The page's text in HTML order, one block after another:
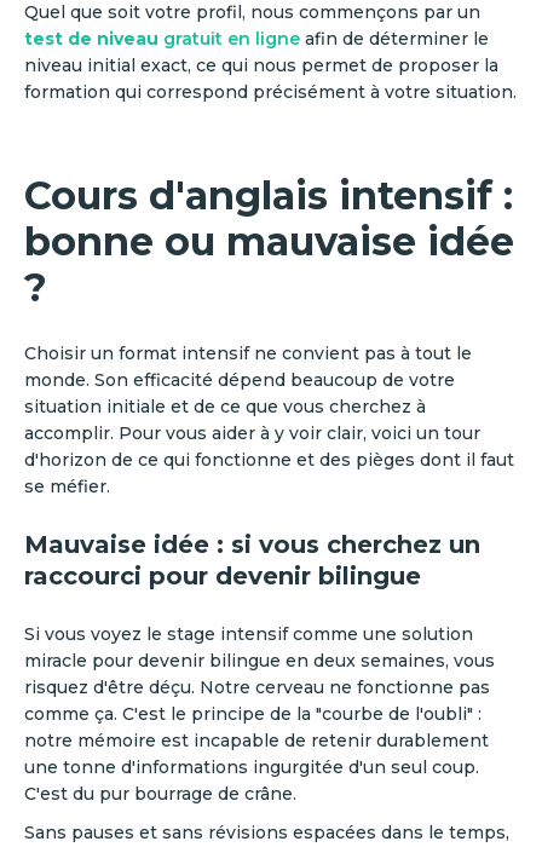
Quel que soit votre profil, nous commençons par un
test de niveau gratuit en ligne afin de déterminer le
niveau initial exact, ce qui nous permet de proposer la
formation qui correspond précisément à votre situation.
Cours d'anglais intensif :
bonne ou mauvaise idée
?
Choisir un format intensif ne convient pas à tout le
monde. Son efficacité dépend beaucoup de votre
situation initiale et de ce que vous cherchez à
accomplir. Pour vous aider à y voir clair, voici un tour
d'horizon de ce qui fonctionne et des pièges dont il faut
se méfier.
Mauvaise idée : si vous cherchez un
raccourci pour devenir bilingue
Si vous voyez le stage intensif comme une solution
miracle pour devenir bilingue en deux semaines, vous
risquez d'être déçu. Notre cerveau ne fonctionne pas
comme ça. C'est le principe de la "courbe de l'oubli" :
notre mémoire est incapable de retenir durablement
une tonne d'informations ingurgitée d'un seul coup.
C'est du pur bourrage de crâne.
Sans pauses et sans révisions espacées dans le temps,